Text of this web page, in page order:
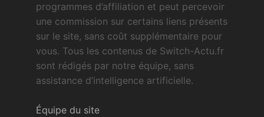
programmes d’affiliation et peut percevoir
une commission sur certains liens présents
sur le site, sans coût supplémentaire pour
vous. Tous les contenus de Switch-Actu.fr
sont rédigés par notre équipe, sans
assistance d’intelligence artificielle.
Équipe du site